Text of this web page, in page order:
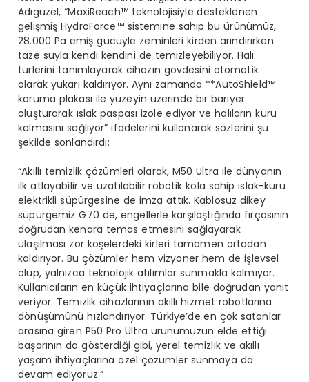
Adıgüzel, “MaxiReach™ teknolojisiyle desteklenen
gelişmiş HydroForce™ sistemine sahip bu ürünümüz,
28.000 Pa emiş gücüyle zeminleri kirden arındırırken
taze suyla kendi kendini de temizleyebiliyor. Halı
türlerini tanımlayarak cihazın gövdesini otomatik
olarak yukarı kaldırıyor. Aynı zamanda **AutoShield™
koruma plakası ile yüzeyin üzerinde bir bariyer
oluşturarak ıslak paspası izole ediyor ve halıların kuru
kalmasını sağlıyor” ifadelerini kullanarak sözlerini şu
şekilde sonlandırdı:
“Akıllı temizlik çözümleri olarak, M50 Ultra ile dünyanın
ilk atlayabilir ve uzatılabilir robotik kola sahip ıslak-kuru
elektrikli süpürgesine de imza attık. Kablosuz dikey
süpürgemiz G70 de, engellerle karşılaştığında fırçasının
doğrudan kenara temas etmesini sağlayarak
ulaşılması zor köşelerdeki kirleri tamamen ortadan
kaldırıyor. Bu çözümler hem vizyoner hem de işlevsel
olup, yalnızca teknolojik atılımlar sunmakla kalmıyor.
Kullanıcıların en küçük ihtiyaçlarına bile doğrudan yanıt
veriyor. Temizlik cihazlarının akıllı hizmet robotlarına
dönüşümünü hızlandırıyor. Türkiye’de en çok satanlar
arasına giren P50 Pro Ultra ürünümüzün elde ettiği
başarının da gösterdiği gibi, yerel temizlik ve akıllı
yaşam ihtiyaçlarına özel çözümler sunmaya da
devam ediyoruz.”